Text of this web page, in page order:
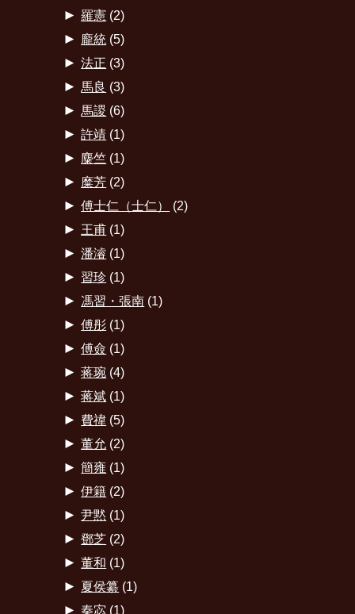
► 羅憲 (2)
► 龐統 (5)
► 法正 (3)
► 馬良 (3)
► 馬謖 (6)
► 許靖 (1)
► 麋竺 (1)
► 糜芳 (2)
► 傅士仁（士仁） (2)
► 王甫 (1)
► 潘濬 (1)
► 習珍 (1)
► 馮習・張南 (1)
► 傅彤 (1)
► 傅僉 (1)
► 蒋琬 (4)
► 蒋斌 (1)
► 費禕 (5)
► 董允 (2)
► 簡雍 (1)
► 伊籍 (2)
► 尹黙 (1)
► 鄧芝 (2)
► 董和 (1)
► 夏侯纂 (1)
► 秦宓 (1)